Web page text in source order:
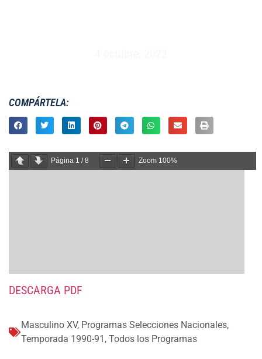
COMPÁRTELA:
Página 1 /8 Zoom 100%
DESCARGA PDF
Masculino XV, Programas Selecciones Nacionales,
Temporada 1990-91 , Todos los Programas